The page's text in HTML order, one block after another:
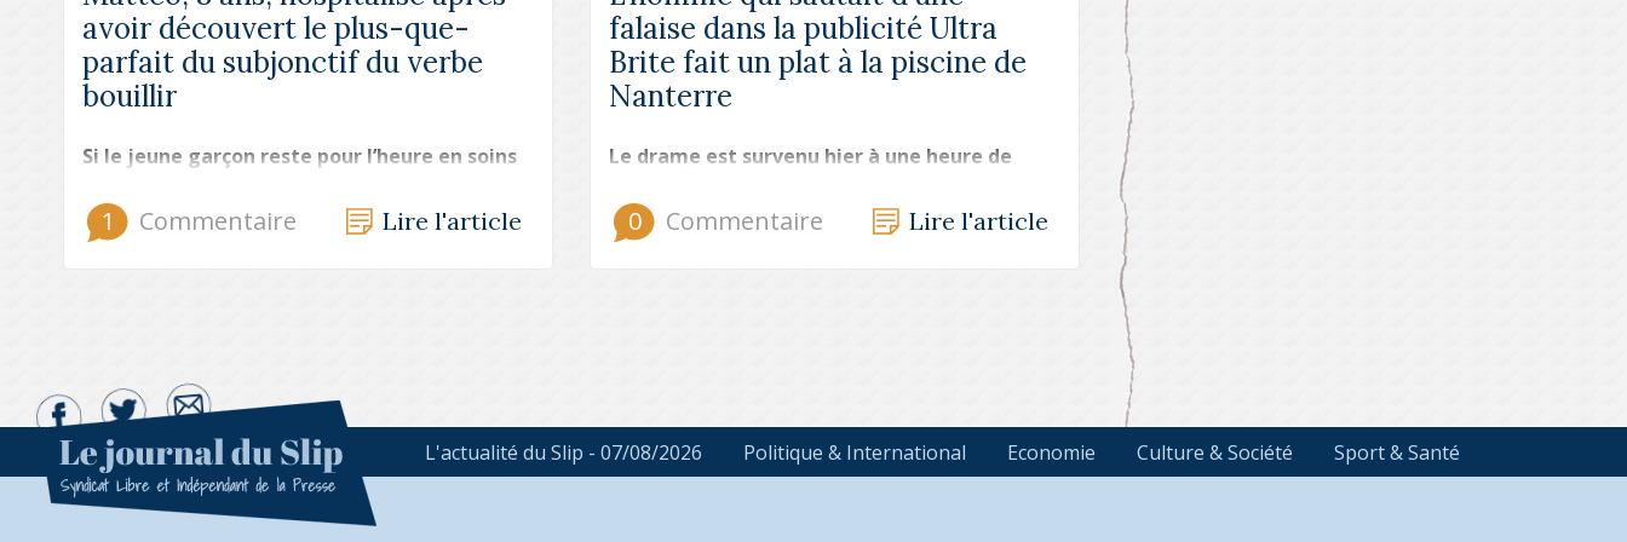
avoir découvert le plus-que-
parfait du subjonctif du verbe
bouillir
Si le jeune garçon reste pour l’heure en soins
danger. Le directeur de l’école dénonce un
manque de moyens dédiés à la prévention
1 Commentaire Lire l'article
falaise dans la publicité Ultra
Brite fait un plat à la piscine de
Nanterre
Le drame est survenu hier à une heure de
équipes de la sécurité civile mettent en
garde une nouvelle fois contre les dangers
0 Commentaire Lire l'article
L'actualité du Slip - 07/08/2026 Politique & International Economie Culture & Société Sport & Santé